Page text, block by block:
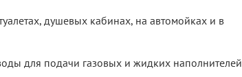
душевых кабинах, на автомойках и в
для подачи газовых и жидких наполнителей